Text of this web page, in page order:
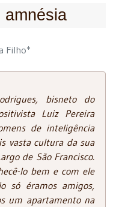
amnésia
Filho*
bisneto do
Luiz Pereira
de inteligência
vasta cultura da sua
de São Francisco.
lo bem e com ele
só éramos amigos,
um apartamento na